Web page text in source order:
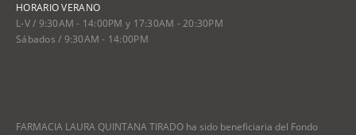
HORARIO VERANO
L-V / 9:30AM - 14:00PM y 17:30AM - 20:30PM
Sábados / 9:30AM - 14:00PM
FARMACIA LAURA QUINTANA TIRADO ha sido beneficiaria del Fondo